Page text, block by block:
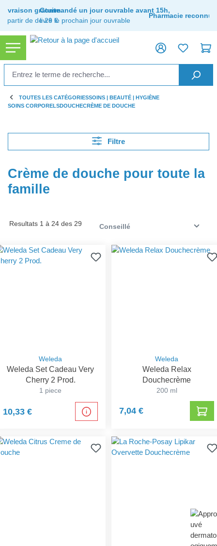
principal
Livraison gratuite
à partir de de 29 €
Commandé un jour ouvrable avant 15h,
livré le prochain jour ouvrable
Pharmacie reconnue
TOUTES LES CATÉGORIESSOINS | BEAUTÉ | HYGIÈNE
SOINS CORPORELSDOUCHECRÈME DE DOUCHE
Filtre
Crème de douche pour toute la
famille
Resultats 1 à 24 des 29
Weleda
Weleda Set Cadeau Very
Cherry 2 Prod.
1 piece
10,33 €
Weleda
Weleda Relax
Douchecrème
200 ml
7,04 €